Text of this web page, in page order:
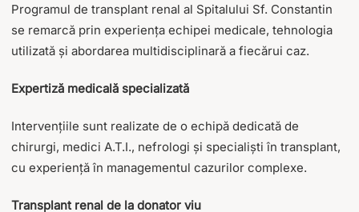
Programul de transplant renal al Spitalului Sf. Constantin
se remarcă prin experiența echipei medicale, tehnologia
utilizată și abordarea multidisciplinară a fiecărui caz.
Expertiză medicală specializată
Intervențiile sunt realizate de o echipă dedicată de
chirurgi, medici A.T.I., nefrologi și specialiști în transplant,
cu experiență în managementul cazurilor complexe.
Transplant renal de la donator viu